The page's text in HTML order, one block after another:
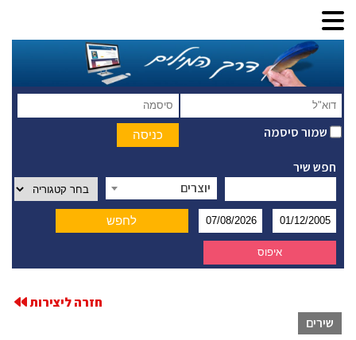
שמור סיסמה
חפש שיר
יוצרים
חזרה ליצירות
שירים